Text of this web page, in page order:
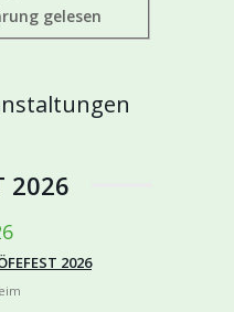
gelesen
2026
2026